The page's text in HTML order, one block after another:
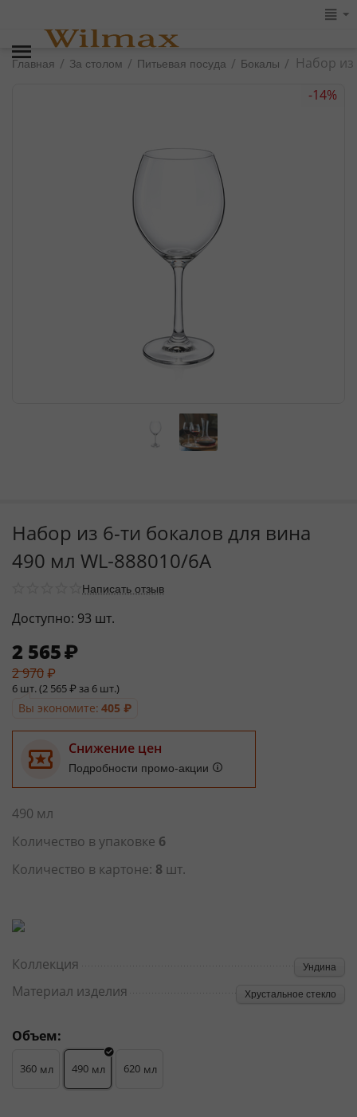
Главная / За столом / Питьевая посуда / Бокалы / Набор из
-14%
Набор из 6-ти бокалов для вина
490 мл WL‑888010/6A
Написать отзыв
Доступно: 93 шт.
2 565₽
2 970₽
6 шт. (2 565₽за 6 шт.)
Вы экономите: 405 ₽
Снижение цен
Подробности промо-акции
490 мл
Количество в упаковке 6
Количество в картоне: 8 шт.
Коллекция Ундина
Материал изделия Хрустальное стекло
Объем:
360 мл 490 мл 620 мл